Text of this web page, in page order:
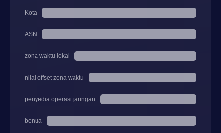
Kota
ASN
zona waktu lokal
nilai offset zona waktu
penyedia operasi jaringan
benua